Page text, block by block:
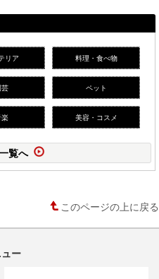
リア 料理・食べ物
ペット
美容・コスメ
覧へ
このページの上に戻る
ュー